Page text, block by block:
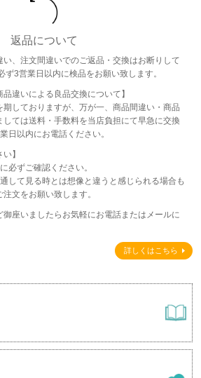
返品について
、注文間違いでのご返品・交換はお断りして
ず3営業日以内に検品をお願い致します。
品違いによる良品交換について】
しておりますが、万が一、商品間違い・商品
ては送料・手数料を当店負担にて早急に交換
日以内にお電話ください。
】
必ずご確認ください。
して見る時とは想像と違うと感じられる場合も
文をお願い致します。
座いましたらお気軽にお電話またはメールに
詳しくはこちら